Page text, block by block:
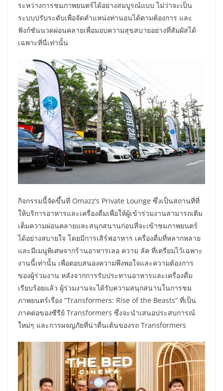
ระหว่างการชมภาพยนตร์ได้อย่างสมบูรณ์แบบ ไม่ว่าจะเป็น
ระบบปรับระดับเพื่อจัดตำแหน่งท่านอนได้ตามต้องการ และ
ฟังก์ชันนวดผ่อนคลายเพื่อมอบความสุขสบายอย่างที่สัมผัสได้
เฉพาะที่นี่เท่านั้น
กิจกรรมนี้จัดขึ้นที่ Omazz’s Private Lounge ซึ่งเป็นสถานที่ที่
ให้บริการอาหารและเครื่องดื่มเพื่อให้ผู้เข้าร่วมงานสามารถเติม
เต็มความผ่อนคลายและสนุกสนานก่อนที่จะเข้าชมภาพยนตร์
ได้อย่างสบายใจ โดยมีการเสิร์ฟอาหาร เครื่องดื่มที่หลากหลาย
และมีเมนูพิเศษจากร้านอาหารเลอ ความ ลัค ที่เตรียมไว้เฉพาะ
งานนี้เท่านั้น เพื่อตอบสนองความพึงพอใจและความต้องการ
ของผู้ร่วมงาน หลังจากการรับประทานอาหารและเครื่องดื่ม
เรียบร้อยแล้ว ผู้ร่วมงานจะได้รับความสนุกสนานในการชม
ภาพยนตร์เรื่อง “Transformers: Rise of the Beasts” ที่เป็น
ภาคต่อของซีรีย์ Transformers ซึ่งจะนำเสนอประสบการณ์
ใหม่ๆ และการผจญภัยที่น่าตื่นเต้นของรถ Transformers